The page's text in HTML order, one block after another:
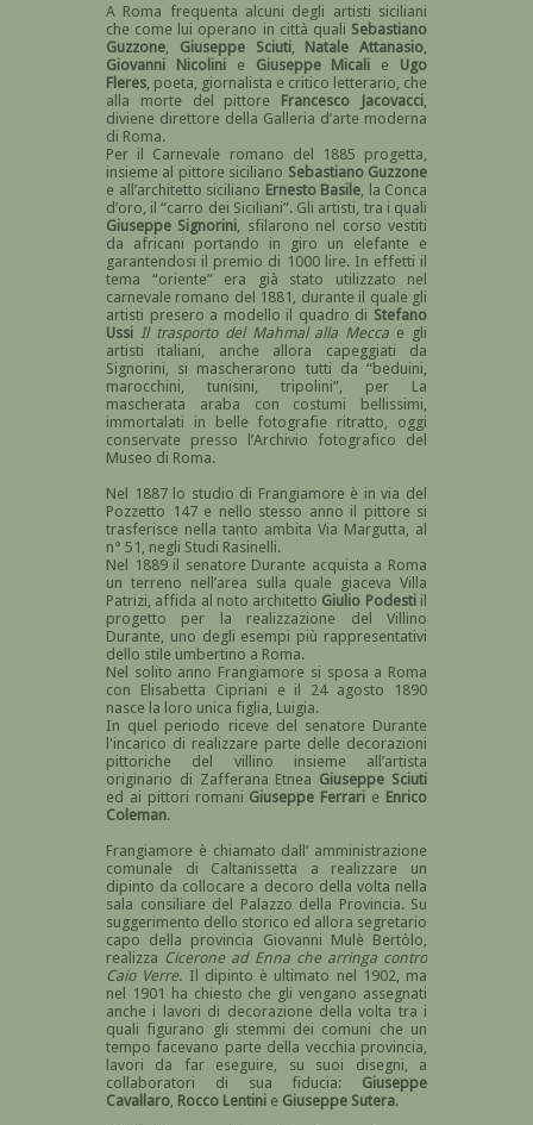
A Roma frequenta alcuni degli artisti siciliani
che come lui operano in città quali Sebastiano
Guzzone
Giuseppe Sciuti, Natale Attanasio
Giovanni Nicolinie Giuseppe Micali e Ugo
Fleres , poeta, giornalista e critico letterario, che
alla morte del pittore Francesco Jacovacci
diviene direttore della Galleria d’arte moderna
di Roma.
Per il Carnevale romano del 1885 progetta,
insieme al pittore siciliano Sebastiano Guzzone
e all’architetto siciliano Ernesto Basile , la Conca
d’oro, il “carro dei Siciliani”. Gli artisti, tra i quali
Giuseppe Signorini , sfilarono nel corso vestiti
da africani portando in giro un elefante e
garantendosi il premio di 1000 lire. In effetti il
tema “oriente” era già stato utilizzato nel
carnevale romano del 1881, durante il quale gli
artisti presero a modello il quadro di Stefano
Ussi Il trasporto del Mahmal alla Mecca e gli
artisti italiani, anche allora capeggiati da
Signorini, si mascherarono tutti da “beduini,
marocchini, tunisini, tripolini”, per La
mascherata araba con costumi bellissimi,
immortalati in belle fotografie ritratto, oggi
conservate presso l’Archivio fotografico del
Museo di Roma.
Nel 1887 lo studio di Frangiamore è in via del
Pozzetto 147 e nello stesso anno il pittore si
trasferisce nella tanto ambita Via Margutta, al
n° 51, negli Studi Rasinelli.
Nel 1889 il senatore Durante acquista a Roma
un terreno nell’area sulla quale giaceva Villa
Patrizi, affida al noto architetto Giulio Podestiil
progetto per la realizzazione del Villino
Durante, uno degli esempi più rappresentativi
dello stile umbertino a Roma.
Nel solito anno Frangiamore si sposa a Roma
con Elisabetta Cipriani e il 24 agosto 1890
nasce la loro unica figlia, Luigia.
In quel periodo riceve del senatore Durante
l'incarico di realizzare parte delle decorazioni
pittoriche del villino insieme all’artista
originario di Zafferana Etnea Giuseppe Sciuti
ed ai pittori romani Giuseppe Ferrari e Enrico
Coleman.
Frangiamore è chiamato dall’ amministrazione
comunale di Caltanissetta a realizzare un
dipinto da collocare a decoro della volta nella
sala consiliare del Palazzo della Provincia. Su
suggerimento dello storico ed allora segretario
capo della provincia Giovanni Mulè Bertòlo,
realizza Cicerone ad Enna che arringa contro
Caio Verre. Il dipinto è ultimato nel 1902, ma
nel 1901 ha chiesto che gli vengano assegnati
anche i lavori di decorazione della volta tra i
quali figurano gli stemmi dei comuni che un
tempo facevano parte della vecchia provincia,
lavori da far eseguire, su suoi disegni, a
collaboratori di sua fiducia: Giuseppe
Cavallaro Rocco Lentini e Giuseppe Sutera.